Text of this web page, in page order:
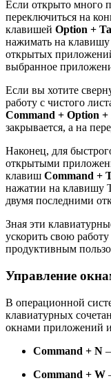
Если открыто много
переключиться на
клавишей Option +
нажимать на клавишу
открытых
выбранное
Если вы хотите
работу с чистого
Command + Option +
закрывается, а на
Наконец, для
открытыми
клавиш Command +
нажатии на клавишу
двумя последними
Зная эти
ускорить свою
продуктивным
Управление
В операционной
клавиатурных
окнами приложений
Command + N
Command + W